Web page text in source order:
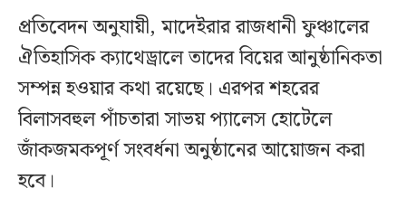
প্রতিবেদন অনুযায়ী, মাদেইরার রাজধানী ফুঞ্চালের
ঐতিহাসিক ক্যাথেড্রালে তাদের বিয়ের আনুষ্ঠানিকতা
সম্পন্ন হওয়ার কথা রয়েছে। এরপর শহরের
বিলাসবহুল পাঁচতারা সাভয় প্যালেস হোটেলে
জাঁকজমকপূর্ণ সংবর্ধনা অনুষ্ঠানের আয়োজন করা
হবে।